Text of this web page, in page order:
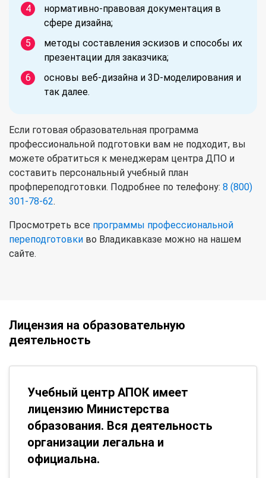
нормативно-правовая документация в
сфере дизайна;
методы составления эскизов и способы их
презентации для заказчика;
основы веб-дизайна и 3D-моделирования и
так далее.
Если готовая образовательная программа
профессиональной подготовки вам не подходит, вы
можете обратиться к менеджерам центра ДПО и
составить персональный учебный план
профпереподготовки. Подробнее по телефону: 8 (800)
301-78-62.
Просмотреть все программы профессиональной
переподготовки во Владикавказе можно на нашем
сайте.
Лицензия на образовательную
деятельность
Учебный центр АПОК имеет
лицензию Министерства
образования. Вся деятельность
организации легальна и
официальна.